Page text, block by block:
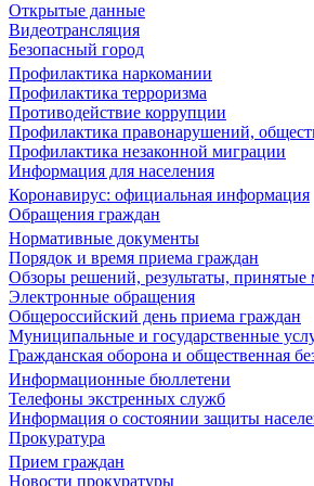
Открытые данные
Видеотрансляция
Безопасный город
Профилактика наркомании
Профилактика терроризма
Противодействие коррупции
Профилактика правонарушений,
Профилактика незаконной миграции
Информация для населения
Коронавирус: официальная информация
Обращения граждан
Нормативные документы
Порядок и время приема граждан
Обзоры решений, результаты, принятые
Электронные обращения
Общероссийский день приема граждан
Муниципальные и государственные
Гражданская оборона и общественная
Информационные бюллетени
Телефоны экстренных служб
Информация о состоянии защиты
Прокуратура
Прием граждан
Новости прокуратуры